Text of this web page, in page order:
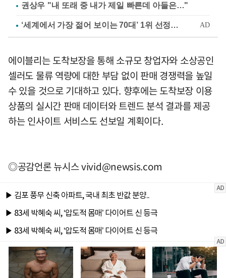
권상우 "내 또래 중 내가 제일 빠른데 아들은…"
에이블리는 도착보장을 통해 소규모 창업자와 소상공인
셀러도 물류 역량에 대한 부담 없이 판매 경쟁력을 높일
수 있을 것으로 기대하고 있다. 향후에는 도착보장 이용
상품의 실시간 판매 데이터와 트렌드 분석 결과를 제공
하는 인사이트 서비스도 선보일 계획이다.
◎공감언론 뉴시스vivid@newsis.com